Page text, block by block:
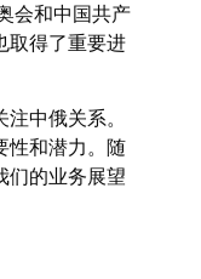
会和中国共产
取得了重要进
中俄关系。
性和潜力。随
们的业务展望